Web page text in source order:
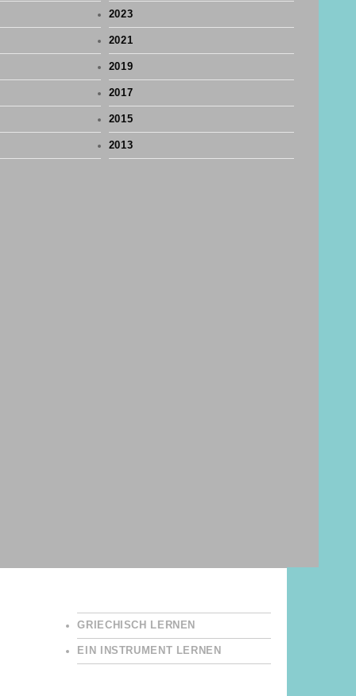
2023
2021
2019
2017
2015
2013
GRIECHISCH LERNEN
EIN INSTRUMENT LERNEN